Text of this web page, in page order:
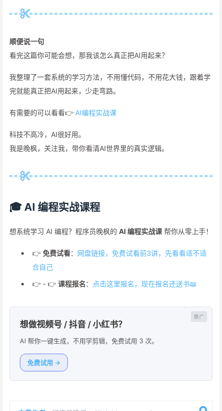
顺便说一句
看完这篇你可能会想，那我该怎么真正把AI用起来？
我整理了一套系统的学习方法，不用懂代码，不用花大钱，跟着学
完就能真正把AI用起来，少走弯路。
有需要的可以看看👉 AI编程实战课
科技不高冷，AI很好用。
我是晚枫，关注我，带你看清AI世界里的真实逻辑。
🎓 AI 编程实战课程
想系统学习 AI 编程？程序员晚枫的 AI 编程实战课 帮你从零上手！
👉 免费试看： 网盘链接，免费试看前3讲，先看看适不适
合自己
👉 - 👉 课程报名： 点击这里报名，现在报名还送书📖
想做视频号 / 抖音 / 小红书？
AI 帮你一键生成，不用学剪辑，免费试用 3 次。
免费试用 →